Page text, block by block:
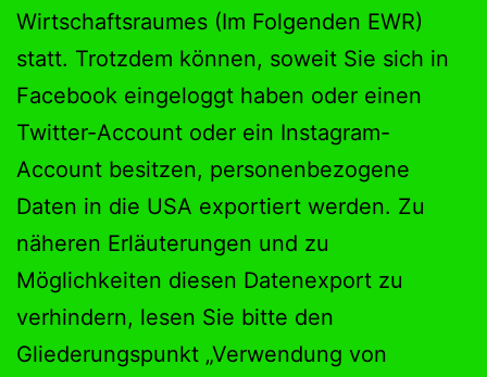
Wirtschaftsraumes (Im Folgenden EWR)
statt. Trotzdem können, soweit Sie sich in
Facebook eingeloggt haben oder einen
Twitter-Account oder ein Instagram-
Account besitzen, personenbezogene
Daten in die USA exportiert werden. Zu
näheren Erläuterungen und zu
Möglichkeiten diesen Datenexport zu
verhindern, lesen Sie bitte den
Gliederungspunkt „Verwendung von